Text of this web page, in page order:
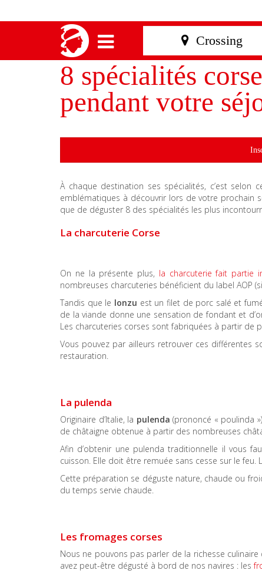
8 spécialités
pendant votre
À chaque destination ses spécialités, c’est selon
emblématiques à découvrir lors de votre prochain
que de déguster 8 des spécialités les plus
La charcuterie Corse
On ne la présente plus, la charcuterie fait partie
nombreuses charcuteries bénéficient du label AOP
Tandis que le lonzu est un filet de porc salé et
de la viande donne une sensation de fondant et
Les charcuteries corses sont fabriquées à partir de
Vous pouvez par ailleurs retrouver ces différentes
restauration.
La pulenda
Originaire d’Italie, la pulenda(prononcé « poulinda
de châtaigne obtenue à partir des nombreuses
Afin d’obtenir une pulenda traditionnelle il vous
cuisson. Elle doit être remuée sans cesse sur le
Cette préparation se déguste nature, chaude ou
du temps servie chaude.
Les fromages corses
Nous ne pouvons pas parler de la richesse
avez peut-être dégusté à bord de nos navires : les